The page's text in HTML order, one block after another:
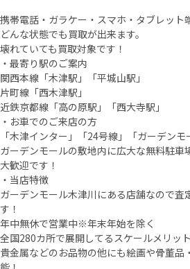
携帯電話・ガラケー・スマホ・タブレット
どんな状態でも買取が出来ます。
壊れていても買取対象です！
・最寄り駅のご案内
関西本線「木津駅」「平城山駅」
片町線「西木津駅」
近鉄京都線「高の原駅」「西大寺駅」
・お車でのご来店の方
「木津インター」「24号線」「ガーデンモ
ガーデンモールの敷地内に広大な無料駐車
大歓迎です！
・当店特徴
ガーデンモール木津川にある店舗なので査
す！
年中無休で営業中※年末年始を除く
全国280カ所で展開してるスケールメリッ
貴金属などのお品物の他にも絵画や骨董品